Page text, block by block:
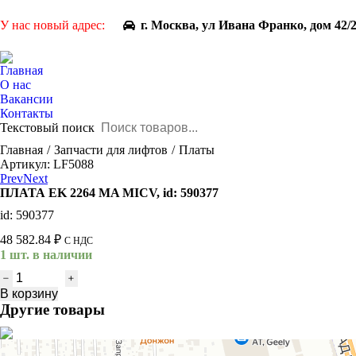
У нас новый адрес: г. Москва, ул Ивана Франко, дом 42/2
Главная
О нас
Вакансии
Контакты
Текстовый поиск
You are here:
Главная Запчасти для лифтов
Платы
Артикул: LF5088
PrevNext
ПЛАТА EK 2264 MA MICV, id: 590377
id: 590377
48 582.84 ₽ С НДС
1 шт. в наличии
Количество
товара
ПЛАТА
EK
2264
MA
В корзину
Другие товары